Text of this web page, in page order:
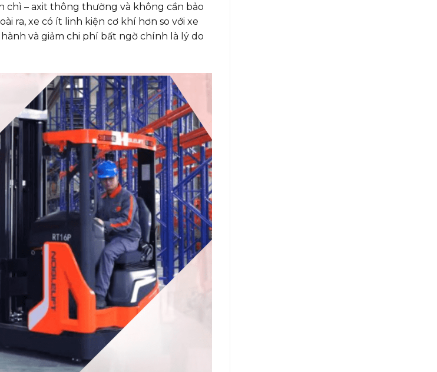
chì – axit thông thường và không cần bảo
ra, xe có ít linh kiện cơ khí hơn so với xe
và giảm chi phí bất ngờ chính là lý do